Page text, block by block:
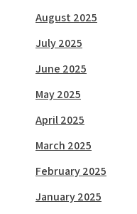
August 2025
July 2025
June 2025
May 2025
April 2025
March 2025
February 2025
January 2025